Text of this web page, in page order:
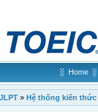
Home
» Hệ thống kiến thức